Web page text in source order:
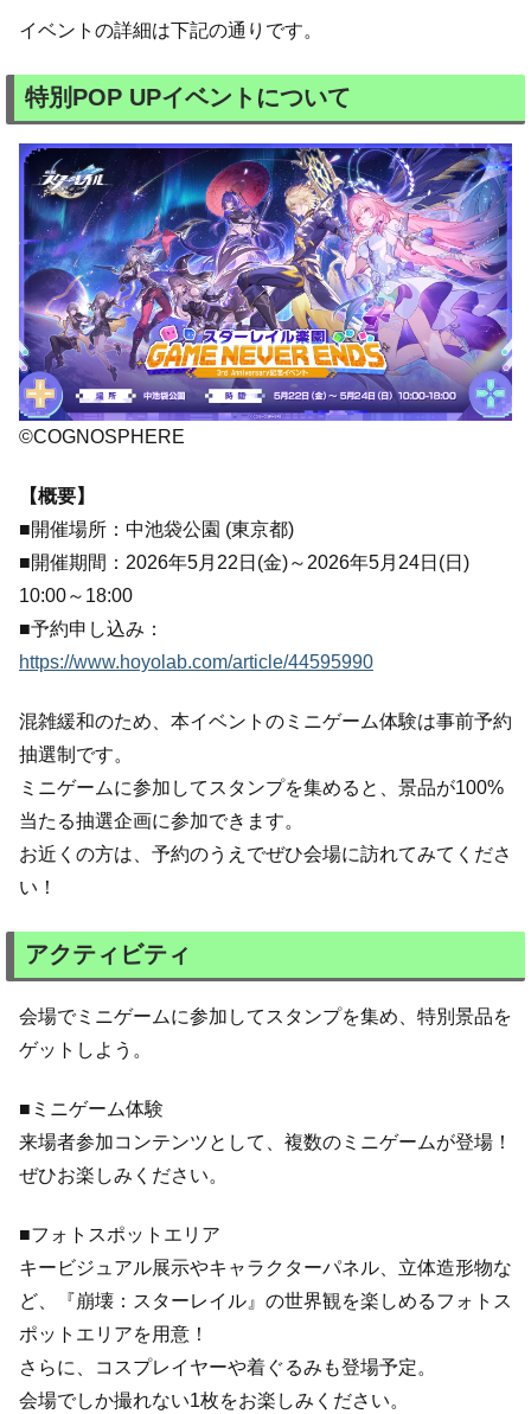
イベントの詳細は下記の通りです。
特別POP UPイベントについて
©COGNOSPHERE
【概要】
■開催場所：中池袋公園 (東京都)
■開催期間：2026年5月22日(金)～2026年5月24日(日)
10:00～18:00
■予約申し込み：
https://www.hoyolab.com/article/44595990
混雑緩和のため、本イベントのミニゲーム体験は事前予約
抽選制です。
ミニゲームに参加してスタンプを集めると、景品が100%
当たる抽選企画に参加できます。
お近くの方は、予約のうえでぜひ会場に訪れてみてくださ
い！
アクティビティ
会場でミニゲームに参加してスタンプを集め、特別景品を
ゲットしよう。
■ミニゲーム体験
来場者参加コンテンツとして、複数のミニゲームが登場！
ぜひお楽しみください。
■フォトスポットエリア
キービジュアル展示やキャラクターパネル、立体造形物な
ど、『崩壊：スターレイル』の世界観を楽しめるフォトス
ポットエリアを用意！
さらに、コスプレイヤーや着ぐるみも登場予定。
会場でしか撮れない1枚をお楽しみください。